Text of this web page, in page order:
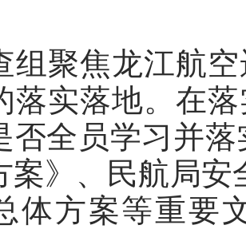
焦龙江航空
落实落地。在
否全员学习并
案》、民航局安
体方案等重要